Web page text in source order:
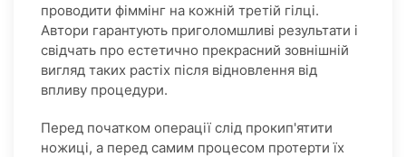
проводити фіммінг на кожній третій гілці.
Автори гарантують приголомшливі результати і
свідчать про естетично прекрасний зовнішній
вигляд таких растіх після відновлення від
впливу процедури.
Перед початком операції слід прокип'ятити
ножиці, а перед самим процесом протерти їх